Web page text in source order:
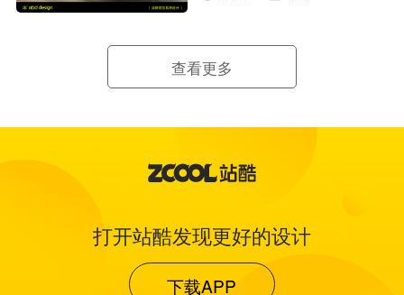
查看更多
打开站酷发现更好的设计
下载APP